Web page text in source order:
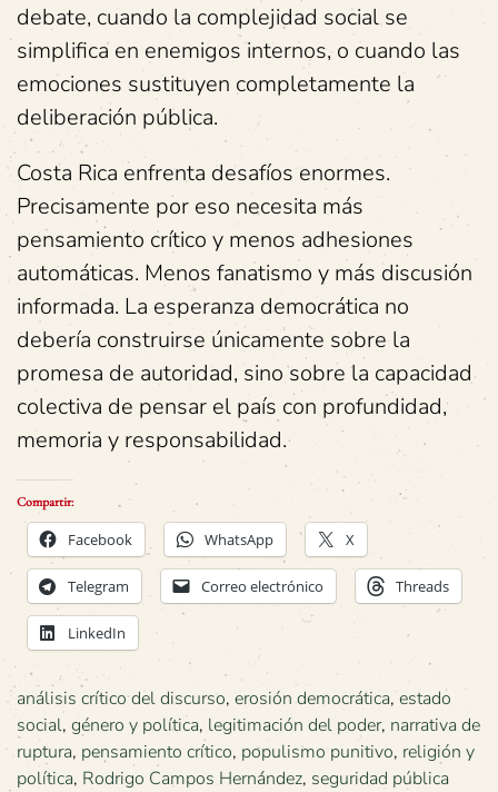
debate, cuando la complejidad social se
simplifica en enemigos internos, o cuando las
emociones sustituyen completamente la
deliberación pública.
Costa Rica enfrenta desafíos enormes.
Precisamente por eso necesita más
pensamiento crítico y menos adhesiones
automáticas. Menos fanatismo y más discusión
informada. La esperanza democrática no
debería construirse únicamente sobre la
promesa de autoridad, sino sobre la capacidad
colectiva de pensar el país con profundidad,
memoria y responsabilidad.
Compartir:
Facebook WhatsApp X
Telegram Correo electrónico Threads
LinkedIn
análisis crítico del discurso, erosión democrática, estado
social, género y política, legitimación del poder, narrativa de
ruptura, pensamiento crítico, populismo punitivo, religión y
política, Rodrigo Campos Hernández, seguridad pública